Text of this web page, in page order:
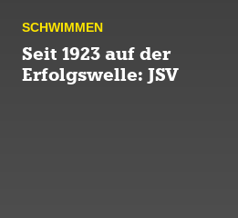
SCHWIM­MEN
Seit 1923 auf der
Erfolgswelle: JSV